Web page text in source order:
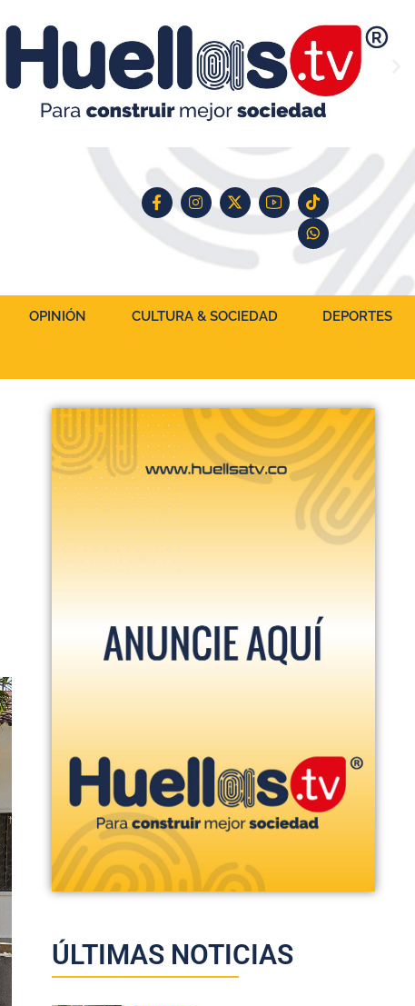
OPINIÓN CULTURA & SOCIEDAD DEPORTES
ÚLTIMAS NOTICIAS